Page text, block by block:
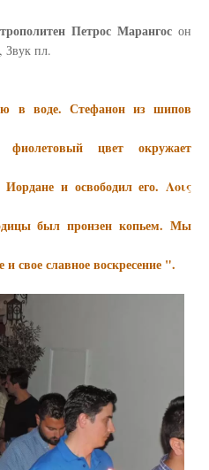
Петрос Марангос он
Звук пл.
в воде. Стефанон из шипов
цвет окружает
и освободил его. Λοις
был пронзен копьем. Мы
свое славное воскресение ".